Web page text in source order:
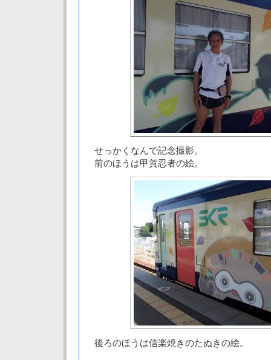
せっかくなんで記念撮影。
前のほうは甲賀忍者の絵。
後ろのほうは信楽焼きのたぬきの絵。